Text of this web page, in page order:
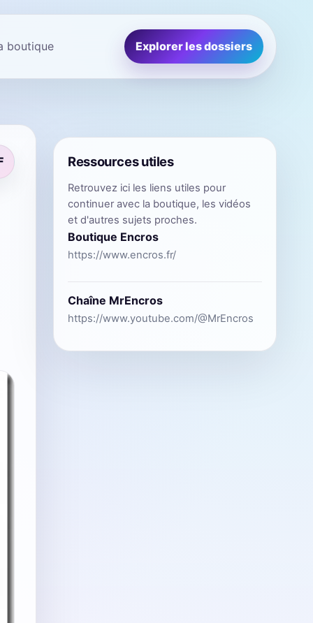
boutique Explorer les dossiers
Ressources utiles
Retrouvez ici les liens utiles pour
continuer avec la boutique, les vidéos
et d'autres sujets proches.
Boutique Encros
https://www.encros.fr/
Chaîne MrEncros
https://www.youtube.com/@MrEncros